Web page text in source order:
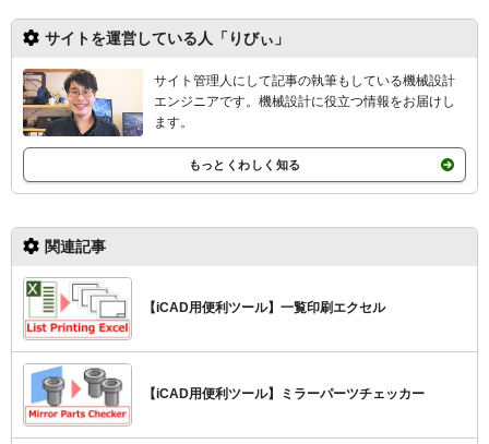
関連記事
【iCAD用便利ツール】一覧印刷エクセル
【iCAD用便利ツール】ミラーパーツチェッカー
サイトを運営している人「りびぃ」
サイト管理人にして記事の執筆もしている機械設計
エンジニアです。機械設計に役立つ情報をお届けし
ます。
もっとくわしく知る